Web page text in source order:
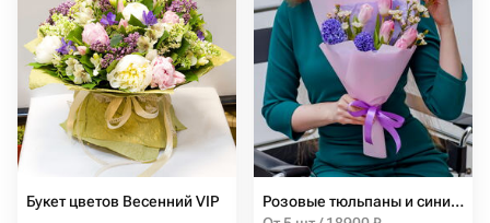
Букет цветов Весенний VIP
Розовые тюльпаны и синие гиацинты в авторской упаковке